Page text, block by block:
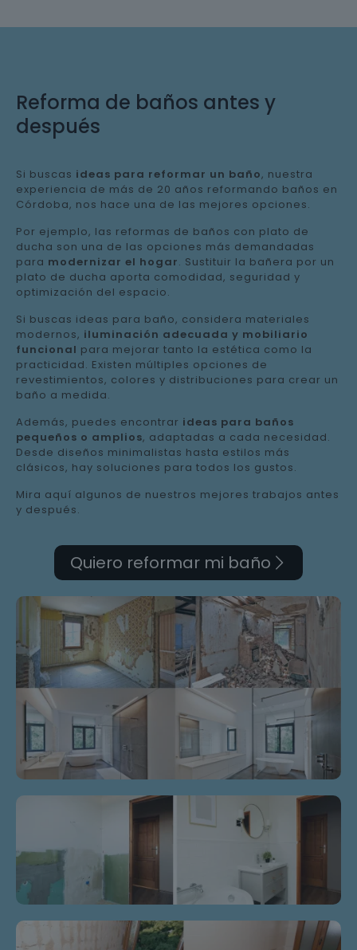
Reforma de baños antes y
después
Si buscas ideas para reformar un baño, nuestra
experiencia de más de 20 años reformando baños en
Córdoba, nos hace una de las mejores opciones.
Por ejemplo, las reformas de baños con plato de
ducha son una de las opciones más demandadas
para modernizar el hogar. Sustituir la bañera por un
plato de ducha aporta comodidad, seguridad y
optimización del espacio.
Si buscas ideas para baño, considera materiales
modernos, iluminación adecuada y mobiliario
funcional para mejorar tanto la estética como la
practicidad. Existen múltiples opciones de
revestimientos, colores y distribuciones para crear un
baño a medida.
Además, puedes encontrar ideas para baños
pequeños o amplios, adaptadas a cada necesidad.
Desde diseños minimalistas hasta estilos más
clásicos, hay soluciones para todos los gustos.
Mira aquí algunos de nuestros mejores trabajos antes
y después.
Quiero reformar mi baño